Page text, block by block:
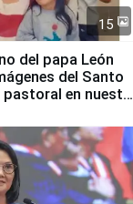
15
del papa León
del Santo
en nuestro